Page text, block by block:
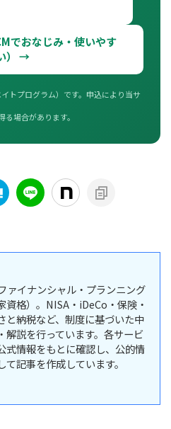
でおなじみ・使いやす
） →
トプログラム）です。申込により当サ
る場合があります。
ァイナンシャル・プランニング
資格）。NISA・iDeCo・保険・
と納税など、制度に基づいた中
解説を行っています。各サービ
式情報をもとに確認し、公的情
て記事を作成しています。